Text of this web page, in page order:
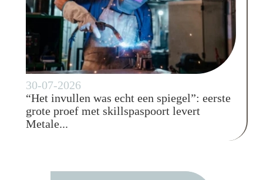
30-07-2026
“Het invullen was echt een spiegel”: eerste
grote proef met skillspaspoort levert
Metale...